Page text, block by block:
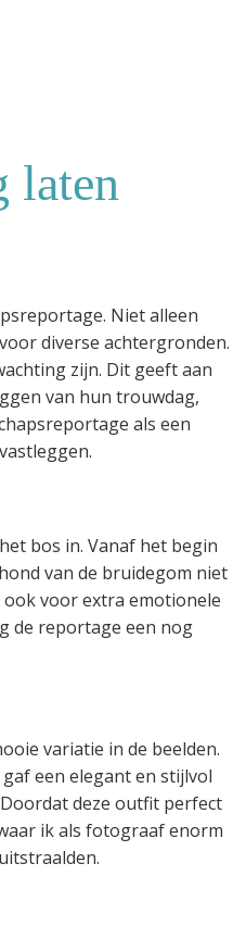
laten
Niet alleen
diverse achtergronden.
zijn. Dit geeft aan
van hun trouwdag,
als een
bos in. Vanaf het begin
van de bruidegom niet
voor extra emotionele
de reportage een nog
variatie in de beelden.
een elegant en stijlvol
deze outfit perfect
ik als fotograaf enorm